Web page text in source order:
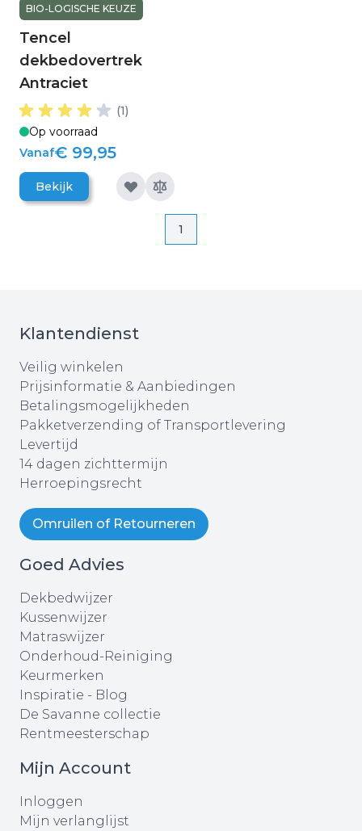
BIO-LOGISCHE KEUZE
Tencel
dekbedovertrek
Antraciet
(1)
Op voorraad
Vanaf€ 99,95
Bekijk
Pagina
Pagina
1
Klantendienst
Veilig winkelen
Prijsinformatie & Aanbiedingen
Betalingsmogelijkheden
Pakketverzending of Transportlevering
Levertijd
14 dagen zichttermijn
Herroepingsrecht
Omruilen of Retourneren
Goed Advies
Dekbedwijzer
Kussenwijzer
Matraswijzer
Onderhoud-Reiniging
Keurmerken
Inspiratie - Blog
De Savanne collectie
Rentmeesterschap
Mijn Account
Inloggen
Mijn verlanglijst